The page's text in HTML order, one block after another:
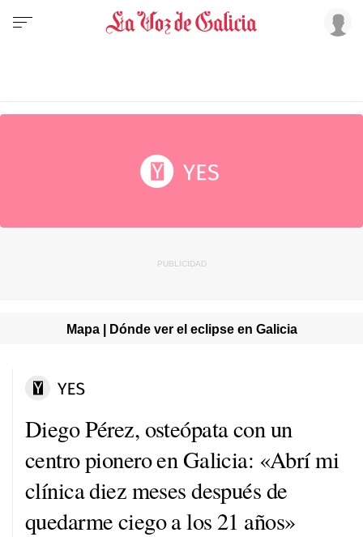
Mapa | Dónde ver el eclipse en Galicia
Diego Pérez, osteópata con un
centro pionero en Galicia: «Abrí mi
clínica diez meses después de
quedarme ciego a los 21 años»